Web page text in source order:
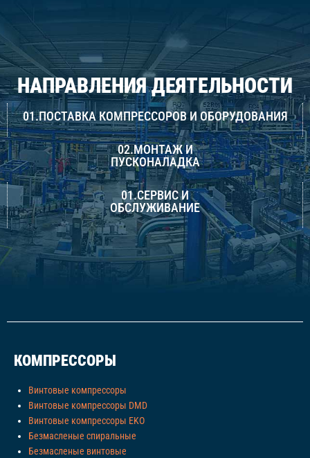
НАПРАВЛЕНИЯ ДЕЯТЕЛЬНОСТИ
01.ПОСТАВКА КОМПРЕССОРОВ И ОБОРУДОВАНИЯ
02.МОНТАЖ И
ПУСКОНАЛАДКА
01.СЕРВИС И
ОБСЛУЖИВАНИЕ
КОМПРЕССОРЫ
Винтовые компрессоры
Винтовые компрессоры DMD
Винтовые компрессоры EKO
Безмасленые спиральные
Безмасленые винтовые